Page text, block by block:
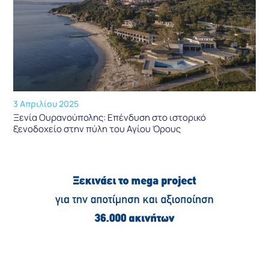
3 Απριλίου 2025
Ξενία Ουρανούπολης: Επένδυση στο ιστορικό
ξενοδοχείο στην πύλη του Αγίου Όρους